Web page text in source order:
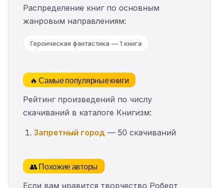
Распределение книг по основным
жанровым направлениям:
Героическая фантастика — 1 книга
🔥 Самые популярные книги
Рейтинг произведений по числу
скачиваний в каталоге Книгизм:
Запретный город — 50 скачиваний
👥 Похожие авторы
Если вам нравится творчество Роберт